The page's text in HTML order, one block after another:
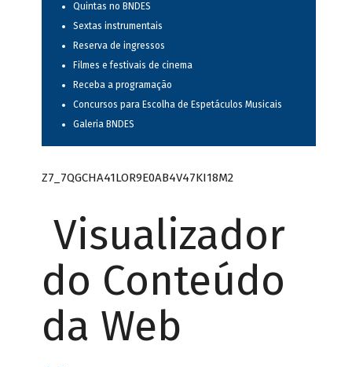
Quintas no BNDES
Sextas instrumentais
Reserva de ingressos
Filmes e festivais de cinema
Receba a programação
Concursos para Escolha de Espetáculos Musicais
Galeria BNDES
Z7_7QGCHA41LOR9E0AB4V47KI18M2
Visualizador
do Conteúdo
da Web